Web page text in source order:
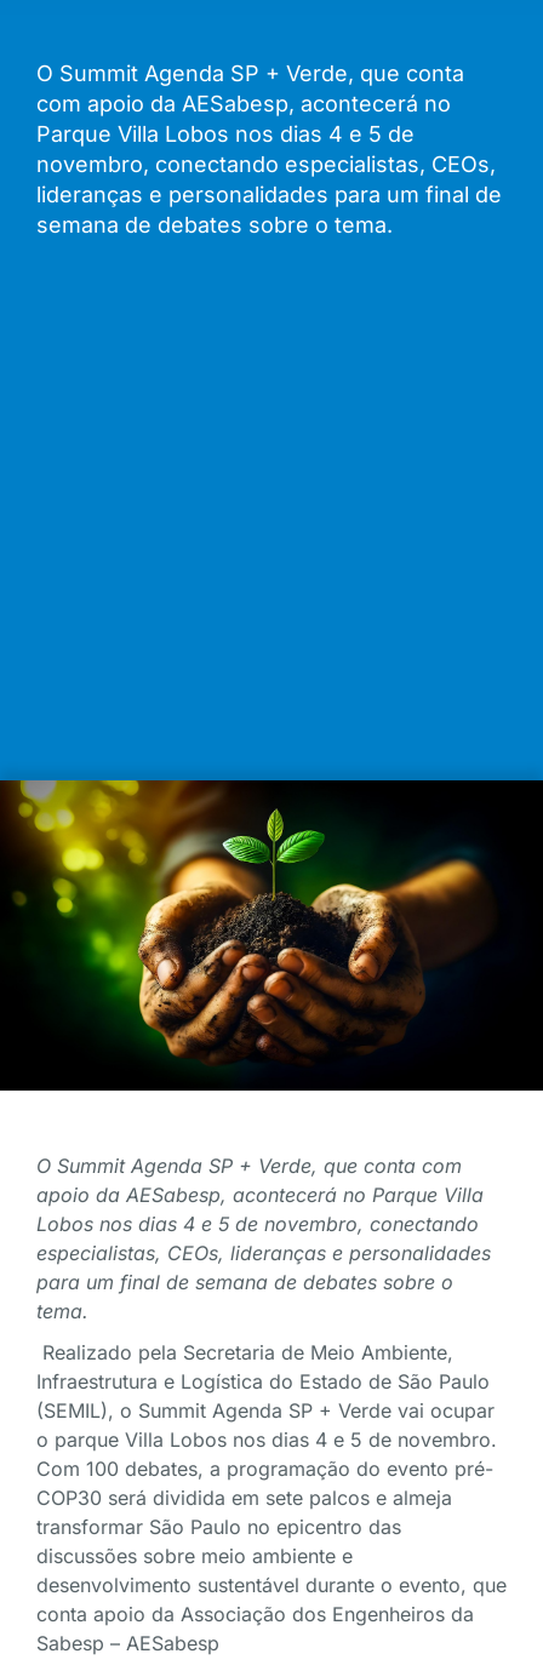
O Summit Agenda SP + Verde, que conta
com apoio da AESabesp, acontecerá no
Parque Villa Lobos nos dias 4 e 5 de
novembro, conectando especialistas, CEOs,
lideranças e personalidades para um final de
semana de debates sobre o tema.
O Summit Agenda SP + Verde, que conta com
apoio da AESabesp, acontecerá no Parque Villa
Lobos nos dias 4 e 5 de novembro, conectando
especialistas, CEOs, lideranças e personalidades
para um final de semana de debates sobre o
tema.
Realizado pela Secretaria de Meio Ambiente,
Infraestrutura e Logística do Estado de São Paulo
(SEMIL), o Summit Agenda SP + Verde vai ocupar
o parque Villa Lobos nos dias 4 e 5 de novembro.
Com 100 debates, a programação do evento pré-
COP30 será dividida em sete palcos e almeja
transformar São Paulo no epicentro das
discussões sobre meio ambiente e
desenvolvimento sustentável durante o evento, que
conta apoio da Associação dos Engenheiros da
Sabesp – AESabesp